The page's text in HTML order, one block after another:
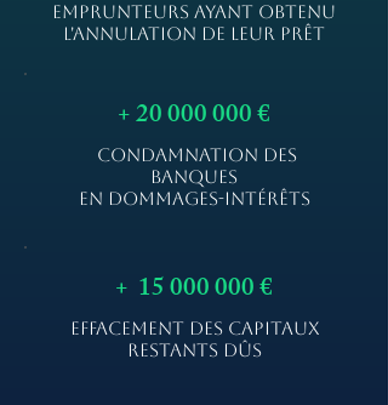
EMPRUNTEURS AYANT OBTENU
L'ANNULATION DE LEUR PRÊT
+20 000 000€
CONDAMNATION DES
BANQUES
EN DOMMAGES-INTÉRÊTS
+ 15 000 000€
EFFACEMENT DES CAPITAUX
RESTANTS DÛS